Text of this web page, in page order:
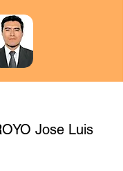
Jose Luis